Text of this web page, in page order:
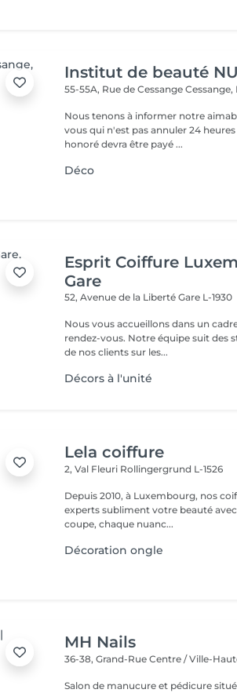
Institut de beauté
55-55A, Rue de Cessange
Nous tenons à informer notre
vous qui n'est pas annuler 24
honoré devra être payé ...
Déco
Esprit Coiffure
Gare
52, Avenue de la LibertéGare L-1930
Nous vous accueillons dans un
rendez-vous. Notre équipe suit des
de nos clients sur les...
Décors à l'unité
Lela coiffure
2, Val Fleuri Rollingergrund L-1526
Depuis 2010, à Luxembourg, nos
experts subliment votre beauté
coupe, chaque nuanc...
Décoration ongle
MH Nails
36-38, Grand-RueCentre / Ville-
Salon de manucure et pédicure